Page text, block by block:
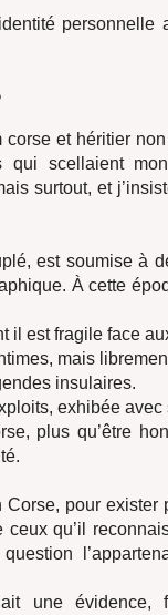
personnelle
et héritier
scellaient
surtout, et
est soumise à
À cette
il est fragile face
mais
insulaires.
exhibée
plus qu’être
Corse, pour
qu’il
une évidence,